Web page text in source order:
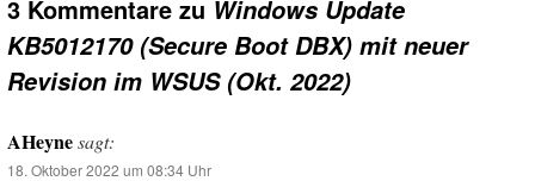
3 Kommentare zu Windows Update
KB5012170 (Secure Boot DBX) mit neuer
Revision im WSUS (Okt. 2022)
AHeynesagt:
18. Oktober 2022 um 08:34 Uhr